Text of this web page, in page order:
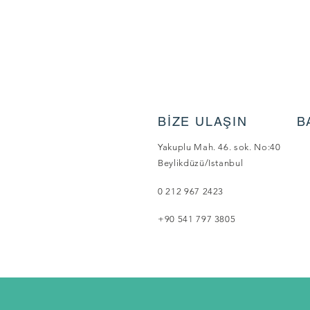
BİZE ULAŞIN
Yakuplu Mah. 46. sok. No:40
Beylikdüzü/Istanbul
0 212 967 2423
+90 541 797 3805